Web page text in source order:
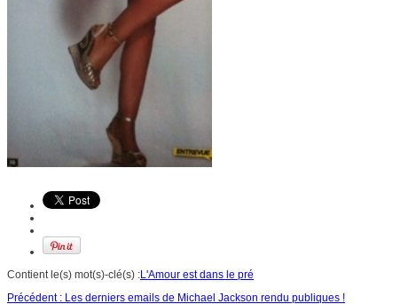
Contient le(s) mot(s)-clé(s) :L'Amour est dans le pré
Précédent : Les derniers emails de Michael Jackson rendu publiques !